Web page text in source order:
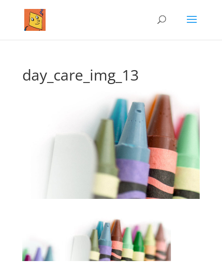
day_care_img_13